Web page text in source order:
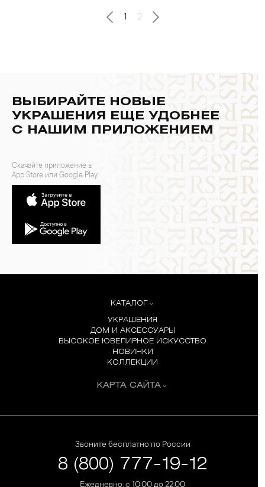
1 2
ВЫБИРАЙТЕ НОВЫЕ
УКРАШЕНИЯ ЕЩЕ УДОБНЕЕ
С НАШИМ ПРИЛОЖЕНИЕМ
Скачайте приложение в
App Store или Google Play:
КАТАЛОГ
УКРАШЕНИЯ
ДОМ И АКСЕССУАРЫ
ВЫСОКОЕ ЮВЕЛИРНОЕ ИСКУССТВО
НОВИНКИ
КОЛЛЕКЦИИ
КАРТА САЙТА
Звоните бесплатно по России
8 (800) 777-19-12